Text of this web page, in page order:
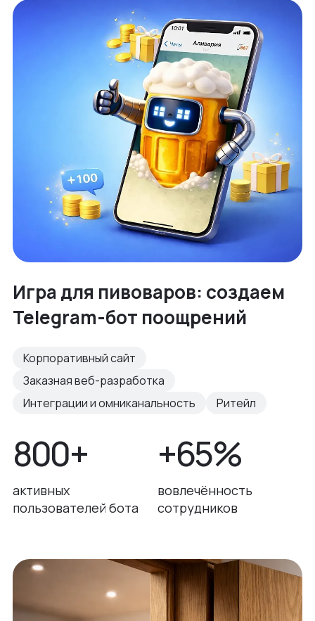
Игра для пивоваров: создаем
Telegram-бот поощрений
Корпоративный сайт
Заказная веб-разработка
Интеграции и омниканальность
Ритейл
800+
активных
пользователей бота
+65%
вовлечённость
сотрудников